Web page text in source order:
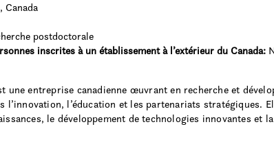
Canada
postdoctorale
inscrites à un établissement à l’extérieur du Canada:
une entreprise canadienne œuvrant en recherche et
l’innovation, l’éducation et les partenariats stratégiques.
le développement de technologies innovantes et